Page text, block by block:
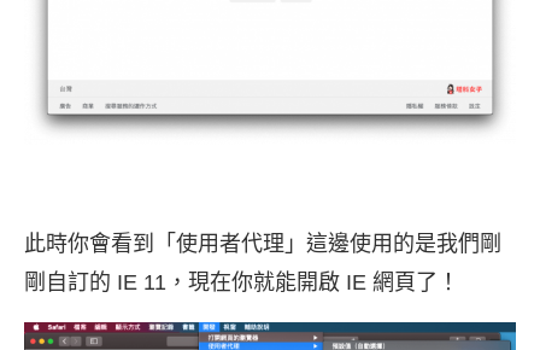
此時你會看到「使用者代理」這邊使用的是我們剛
剛自訂的 IE 11，現在你就能開啟 IE 網頁了！